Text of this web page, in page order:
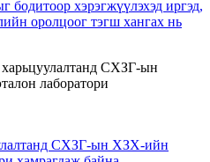
бодитоор хэрэгжүүлэхэд иргэд,
оролцоог тэгш хангах нь
СХЗГ-ын ХЗХ-ийн